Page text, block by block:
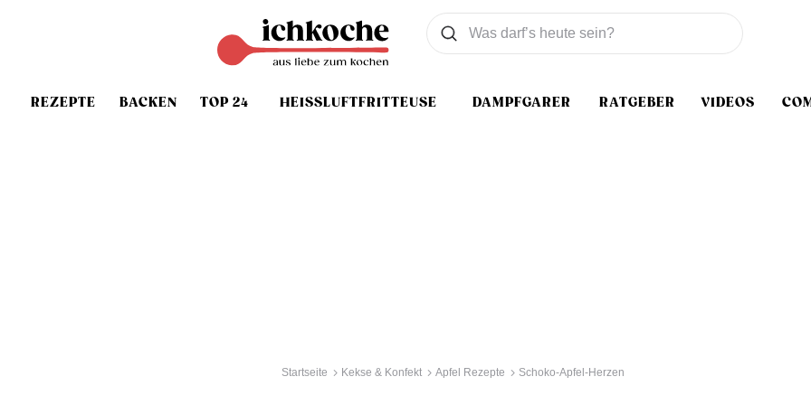
REZEPTE BACKEN TOP 24 HEISSLUFTFRITTEUSE DAMPFGARER RATGEBER VIDEOS
Was wollen Sie suchen
Suchen
Startseite Kekse & Konfekt Apfel Rezepte Schoko-Apfel-Herzen